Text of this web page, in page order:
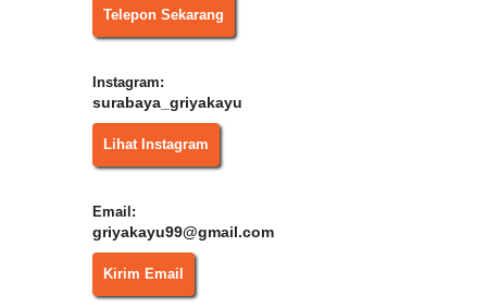
Telepon Sekarang
Instagram:
surabaya_griyakayu
Lihat Instagram
Email:
griyakayu99@gmail.com
Kirim Email